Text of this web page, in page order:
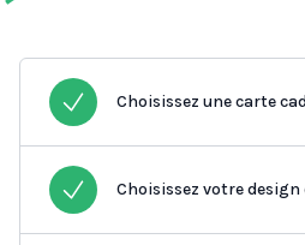
Choisissez une carte
Choisissez votre design